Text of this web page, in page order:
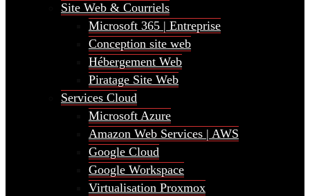
Site Web & Courriels
Microsoft 365 | Entreprise
Conception site web
Hébergement Web
Piratage Site Web
Services Cloud
Microsoft Azure
Amazon Web Services | AWS
Google Cloud
Google Workspace
Virtualisation Proxmox